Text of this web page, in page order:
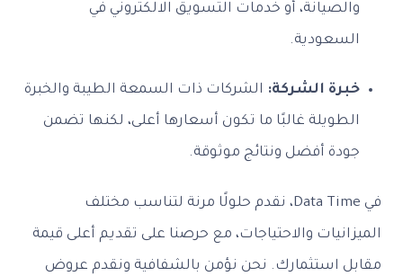
والصيانة، أو خدمات التسويق الالكتروني في
السعودية.
خبرة الشركة: الشركات ذات السمعة الطيبة والخبرة
الطويلة غالبًا ما تكون أسعارها أعلى، لكنها تضمن
جودة أفضل ونتائج موثوقة.
في Data Time، نقدم حلولًا مرنة لتناسب مختلف
الميزانيات والاحتياجات، مع حرصنا على تقديم أعلى قيمة
مقابل استثمارك. نحن نؤمن بالشفافية ونقدم عروض